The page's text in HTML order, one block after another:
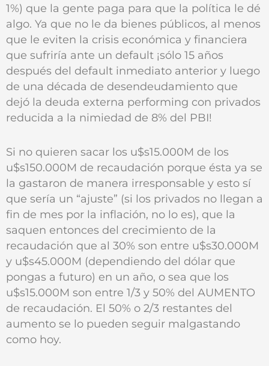
1%) que la gente paga para que la política le dé
algo. Ya que no le da bienes públicos, al menos
que le eviten la crisis económica y financiera
que sufriría ante un default ¡sólo 15 años
después del default inmediato anterior y luego
de una década de desendeudamiento que
dejó la deuda externa performing con privados
reducida a la nimiedad de 8% del PBI!
Si no quieren sacar los u$s15.000M de los
u$s150.000M de recaudación porque ésta ya se
la gastaron de manera irresponsable y esto sí
que sería un “ajuste” (si los privados no llegan a
fin de mes por la inflación, no lo es), que la
saquen entonces del crecimiento de la
recaudación que al 30% son entre u$s30.000M
y u$s45.000M (dependiendo del dólar que
pongas a futuro) en un año, o sea que los
u$s15.000M son entre 1/3 y 50% del AUMENTO
de recaudación. El 50% o 2/3 restantes del
aumento se lo pueden seguir malgastando
como hoy.